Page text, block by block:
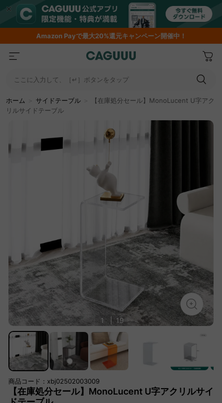
AmazonPayで最大20%還元キャンペーン開催中！
ここに入力して、［↵］ボタンをタップ
ホーム サイドテーブル
【在庫処分セール】MonoLucent U字アク
リルサイドテーブル
1 19
商品コード：xbj02502003009
【在庫処分セール】MonoLucent U字アクリルサイ